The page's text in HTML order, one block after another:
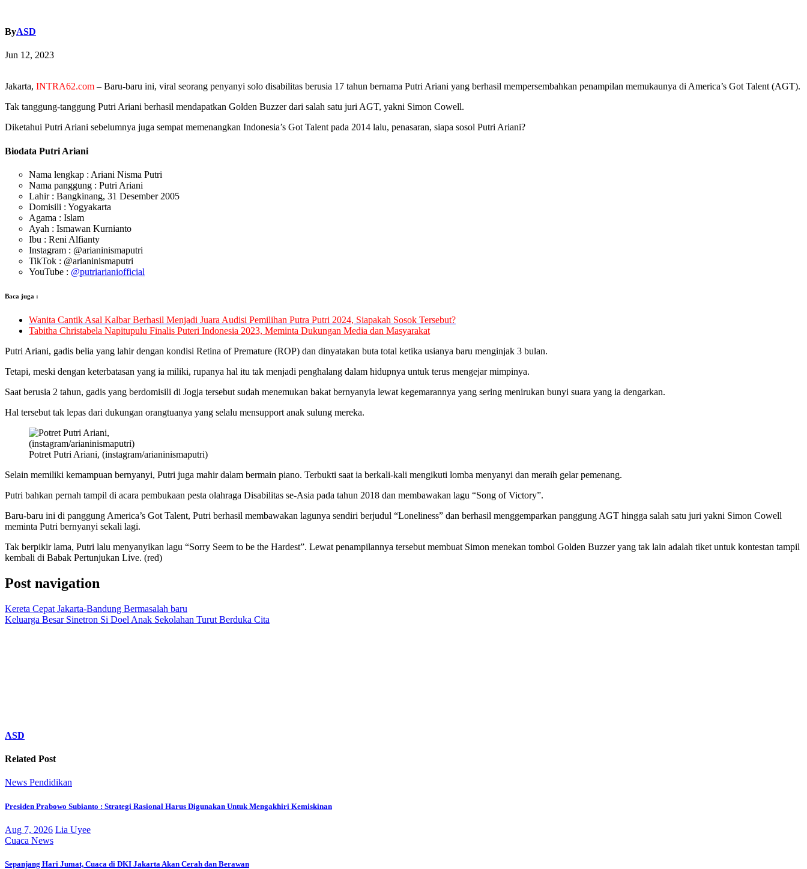
ByASD
Jun 12, 2023
Jakarta, INTRA62.com – Baru-baru ini, viral seorang penyanyi solo disabilitas berusia 17 tahun bernama Putri Ariani yang berhasil mempersembahkan penampilan memukaunya di America’s Got Talent (AGT).
Tak tanggung-tanggung Putri Ariani berhasil mendapatkan Golden Buzzer dari salah satu juri AGT, yakni Simon Cowell.
Diketahui Putri Ariani sebelumnya juga sempat memenangkan Indonesia’s Got Talent pada 2014 lalu, penasaran, siapa sosol Putri Ariani?
Biodata Putri Ariani
Nama lengkap : Ariani Nisma Putri
Nama panggung : Putri Ariani
Lahir : Bangkinang, 31 Desember 2005
Domisili : Yogyakarta
Agama : Islam
Ayah : Ismawan Kurnianto
Ibu : Reni Alfianty
Instagram : @arianinismaputri
TikTok : @arianinismaputri
YouTube : @putriarianiofficial
Baca juga :
Wanita Cantik Asal Kalbar Berhasil Menjadi Juara Audisi Pemilihan Putra Putri 2024, Siapakah Sosok Tersebut?
Tabitha Christabela Napitupulu Finalis Puteri Indonesia 2023, Meminta Dukungan Media dan Masyarakat
Putri Ariani, gadis belia yang lahir dengan kondisi Retina of Premature (ROP) dan dinyatakan buta total ketika usianya baru menginjak 3 bulan.
Tetapi, meski dengan keterbatasan yang ia miliki, rupanya hal itu tak menjadi penghalang dalam hidupnya untuk terus mengejar mimpinya.
Saat berusia 2 tahun, gadis yang berdomisili di Jogja tersebut sudah menemukan bakat bernyanyia lewat kegemarannya yang sering menirukan bunyi suara yang ia dengarkan.
Hal tersebut tak lepas dari dukungan orangtuanya yang selalu mensupport anak sulung mereka.
Potret Putri Ariani, (instagram/arianinismaputri)
Selain memiliki kemampuan bernyanyi, Putri juga mahir dalam bermain piano. Terbukti saat ia berkali-kali mengikuti lomba menyanyi dan meraih gelar pemenang.
Putri bahkan pernah tampil di acara pembukaan pesta olahraga Disabilitas se-Asia pada tahun 2018 dan membawakan lagu “Song of Victory”.
Baru-baru ini di panggung America’s Got Talent, Putri berhasil membawakan lagunya sendiri berjudul “Loneliness” dan berhasil menggemparkan panggung AGT hingga salah satu juri yakni Simon Cowell
meminta Putri bernyanyi sekali lagi.
Tak berpikir lama, Putri lalu menyanyikan lagu “Sorry Seem to be the Hardest”. Lewat penampilannya tersebut membuat Simon menekan tombol Golden Buzzer yang tak lain adalah tiket untuk kontestan tampil
kembali di Babak Pertunjukan Live. (red)
Post navigation
Kereta Cepat Jakarta-Bandung Bermasalah baru
Keluarga Besar Sinetron Si Doel Anak Sekolahan Turut Berduka Cita
ASD
Related Post
News Pendidikan
Presiden Prabowo Subianto : Strategi Rasional Harus Digunakan Untuk Mengakhiri Kemiskinan
Aug 7, 2026 Lia Uyee
Cuaca News
Sepanjang Hari Jumat, Cuaca di DKI Jakarta Akan Cerah dan Berawan